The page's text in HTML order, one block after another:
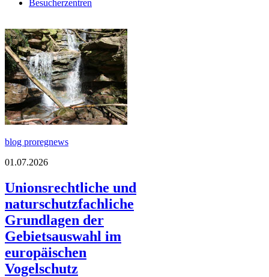
Besucherzentren
blog proregnews
01.07.2026
Unionsrechtliche und
naturschutzfachliche
Grundlagen der
Gebietsauswahl im
europäischen
Vogelschutz